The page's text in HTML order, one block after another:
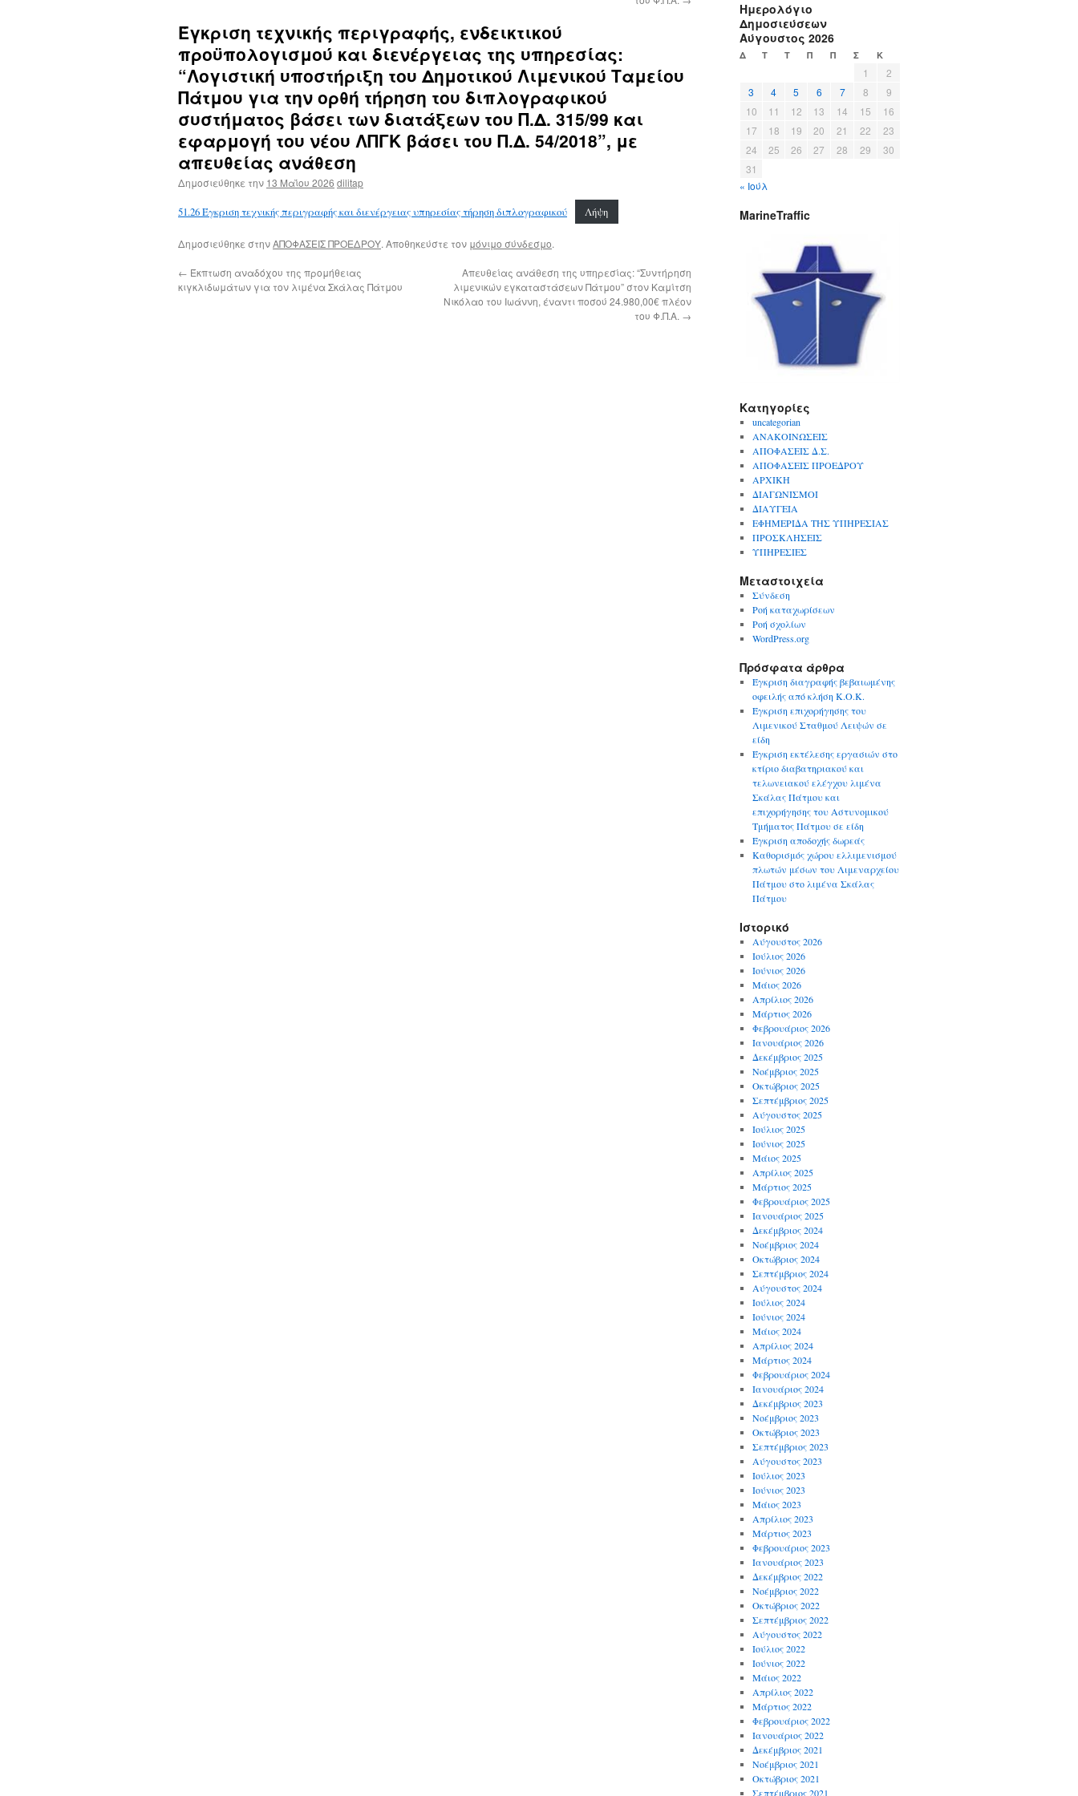
Έγκριση τεχνικής περιγραφής, ενδεικτικού
προϋπολογισμού και διενέργειας της υπηρεσίας:
“Λογιστική υποστήριξη του Δημοτικού Λιμενικού Ταμείου
Πάτμου για την ορθή τήρηση του διπλογραφικού
συστήματος βάσει των διατάξεων του Π.Δ. 315/99 και
εφαρμογή του νέου ΛΠΓΚ βάσει του Π.Δ. 54/2018”, με
απευθείας ανάθεση
Δημοσιεύθηκε την 13 Μαΐου 2026 dilitap
51.26 Έγκριση τεχνικής περιγραφής και διενέργειας υπηρεσίας τήρηση διπλογραφικού Λήψη
Δημοσιεύθηκε στηνΑΠΟΦΑΣΕΙΣ ΠΡΟΕΔΡΟΥ. Αποθηκεύστε τον μόνιμο σύνδεσμο.
← Έκπτωση αναδόχου της προμήθειας
κιγκλιδωμάτων για τον λιμένα Σκάλας Πάτμου
Απευθείας ανάθεση της υπηρεσίας: “Συντήρηση
λιμενικών εγκαταστάσεων Πάτμου” στον Καμίτση
Νικόλαο του Ιωάννη, έναντι ποσού 24.980,00€ πλέον
του Φ.Π.Α. →
Ημερολόγιο
Δημοσιεύσεων
Αύγουστος 2026
Δ Τ Τ Π Π Σ Κ
1
2
3
4 5 6 7 8
9
10
11 12 13 14 15
16
17
18 19 20 21 22
23
24
25 26 27 28 29
30
31
« Ιούλ
MarineTraffic
Kατηγορίες
uncategorian
ΑΝΑΚΟΙΝΩΣΕΙΣ
ΑΠΟΦΑΣΕΙΣ Δ.Σ.
ΑΠΟΦΑΣΕΙΣ ΠΡΟΕΔΡΟΥ
ΑΡΧΙΚΗ
ΔΙΑΓΩΝΙΣΜΟΙ
ΔΙΑΥΓΕΙΑ
ΕΦΗΜΕΡΙΔΑ ΤΗΣ ΥΠΗΡΕΣΙΑΣ
ΠΡΟΣΚΛΗΣΕΙΣ
ΥΠΗΡΕΣΙΕΣ
Μεταστοιχεία
Σύνδεση
Ροή καταχωρίσεων
Ροή σχολίων
WordPress.org
Πρόσφατα άρθρα
Έγκριση διαγραφής βεβαιωμένης
οφειλής από κλήση Κ.Ο.Κ.
Έγκριση επιχορήγησης του
Λιμενικού Σταθμού Λειψών σε
είδη
Έγκριση εκτέλεσης εργασιών στο
κτίριο διαβατηριακού και
τελωνειακού ελέγχου λιμένα
Σκάλας Πάτμου και
επιχορήγησης του Αστυνομικού
Τμήματος Πάτμου σε είδη
Έγκριση αποδοχής δωρεάς
Καθορισμός χώρου ελλιμενισμού
πλωτών μέσων του Λιμεναρχείου
Πάτμου στο λιμένα Σκάλας
Πάτμου
Ιστορικό
Αύγουστος 2026
Ιούλιος 2026
Ιούνιος 2026
Μάιος 2026
Απρίλιος 2026
Μάρτιος 2026
Φεβρουάριος 2026
Ιανουάριος 2026
Δεκέμβριος 2025
Νοέμβριος 2025
Οκτώβριος 2025
Σεπτέμβριος 2025
Αύγουστος 2025
Ιούλιος 2025
Ιούνιος 2025
Μάιος 2025
Απρίλιος 2025
Μάρτιος 2025
Φεβρουάριος 2025
Ιανουάριος 2025
Δεκέμβριος 2024
Νοέμβριος 2024
Οκτώβριος 2024
Σεπτέμβριος 2024
Αύγουστος 2024
Ιούλιος 2024
Ιούνιος 2024
Μάιος 2024
Απρίλιος 2024
Μάρτιος 2024
Φεβρουάριος 2024
Ιανουάριος 2024
Δεκέμβριος 2023
Νοέμβριος 2023
Οκτώβριος 2023
Σεπτέμβριος 2023
Αύγουστος 2023
Ιούλιος 2023
Ιούνιος 2023
Μάιος 2023
Απρίλιος 2023
Μάρτιος 2023
Φεβρουάριος 2023
Ιανουάριος 2023
Δεκέμβριος 2022
Νοέμβριος 2022
Οκτώβριος 2022
Σεπτέμβριος 2022
Αύγουστος 2022
Ιούλιος 2022
Ιούνιος 2022
Μάιος 2022
Απρίλιος 2022
Μάρτιος 2022
Φεβρουάριος 2022
Ιανουάριος 2022
Δεκέμβριος 2021
Νοέμβριος 2021
Οκτώβριος 2021
Σεπτέμβριος 2021